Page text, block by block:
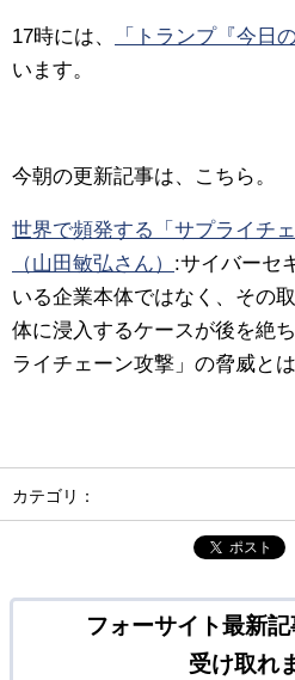
17時には、 「トランプ『今日
います。
今朝の更新記事は、こちら。
世界で頻発する「サプライチ
（山田敏弘さん） :サイバーセ
いる企業本体ではなく、その
体に浸入するケースが後を絶
ライチェーン攻撃」の脅威とは
カテゴリ：
ポスト
フォーサイト最新
受け取れ